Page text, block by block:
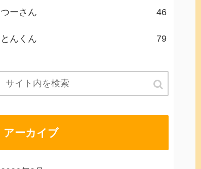
つーさん 46
とんくん 79
アーカイブ